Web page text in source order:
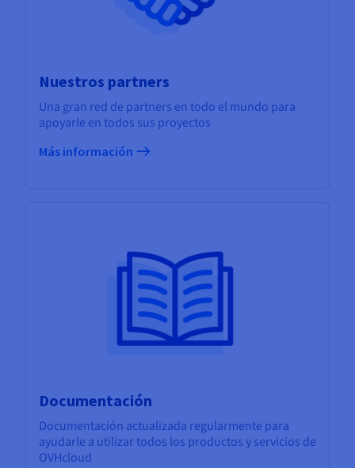
Nuestros partners
Una gran red de partners en todo el mundo para
apoyarle en todos sus proyectos
Más información
Documentación
Documentación actualizada regularmente para
ayudarle a utilizar todos los productos y servicios de
OVHcloud